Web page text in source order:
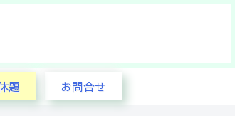
題 お問合せ